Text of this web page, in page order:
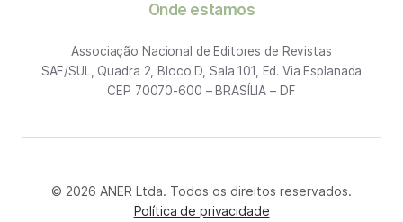
Onde estamos
Associação Nacional de Editores de Revistas
SAF/SUL, Quadra 2, Bloco D, Sala 101, Ed. Via Esplanada
CEP 70070-600 – BRASÍLIA – DF
© 2026 ANER Ltda. Todos os direitos reservados.
Política de privacidade